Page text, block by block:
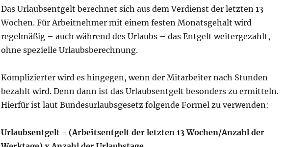
Das Urlaubsentgelt berechnet sich aus dem Verdienst der letzten 13
Wochen. Für Arbeitnehmer mit einem festen Monatsgehalt wird
regelmäßig – auch während des Urlaubs – das Entgelt weitergezahlt,
ohne spezielle Urlaubsberechnung.
Komplizierter wird es hingegen, wenn der Mitarbeiter nach Stunden
bezahlt wird. Denn dann ist das Urlaubsentgelt besonders zu ermitteln.
Hierfür ist laut Bundesurlaubsgesetz folgende Formel zu verwenden:
Urlaubsentgelt = (Arbeitsentgelt der letzten 13 Wochen/Anzahl der